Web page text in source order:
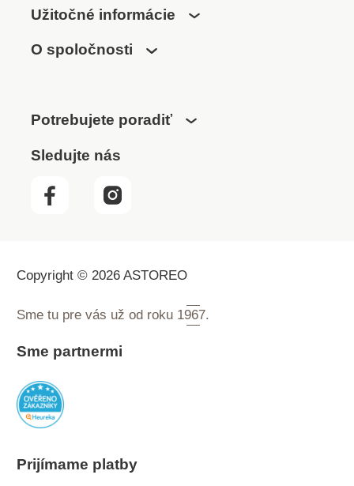
Užitočné informácie
O spoločnosti
Potrebujete poradiť
Sledujte nás
Copyright © 2026 ASTOREO
Sme tu pre vás už od roku 1967.
Sme partnermi
Prijímame platby